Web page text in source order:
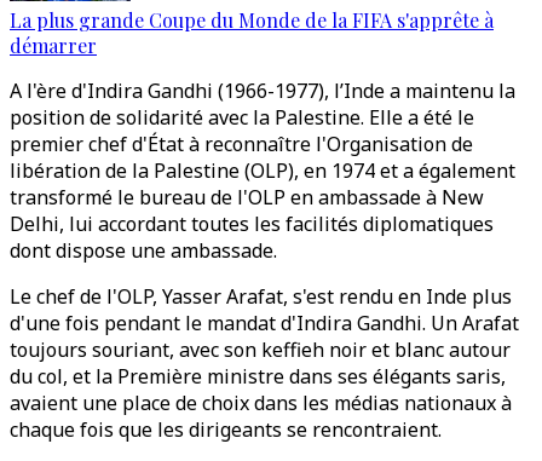
La plus grande Coupe du Monde de la FIFA s'apprête à
démarrer
A l'ère d'Indira Gandhi (1966-1977), l’Inde a maintenu la
position de solidarité avec la Palestine. Elle a été le
premier chef d'État à reconnaître l'Organisation de
libération de la Palestine (OLP), en 1974 et a également
transformé le bureau de l'OLP en ambassade à New
Delhi, lui accordant toutes les facilités diplomatiques
dont dispose une ambassade.
Le chef de l'OLP, Yasser Arafat, s'est rendu en Inde plus
d'une fois pendant le mandat d'Indira Gandhi. Un Arafat
toujours souriant, avec son keffieh noir et blanc autour
du col, et la Première ministre dans ses élégants saris,
avaient une place de choix dans les médias nationaux à
chaque fois que les dirigeants se rencontraient.